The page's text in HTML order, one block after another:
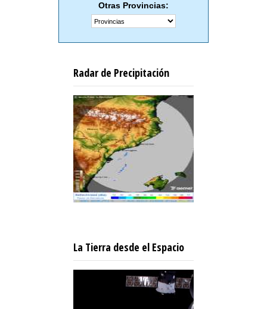
Otras Provincias:
Radar de Precipitación
La Tierra desde el Espacio